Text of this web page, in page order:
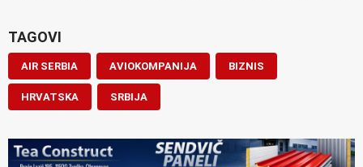
TAGOVI
AIR SERBIA AVIOKOMPANIJA BIZNIS
HRVATSKA SRBIJA